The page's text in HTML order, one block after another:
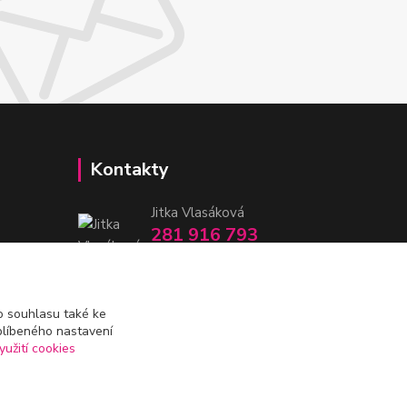
Kontakty
Jitka Vlasáková
281 916 793
souhlasu také ke
nastavení
cookies